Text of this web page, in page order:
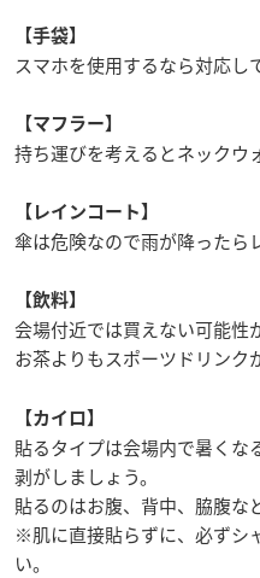
【手袋】
スマホを使用するなら対応し
【マフラー】
持ち運びを考えるとネック
【レインコート】
傘は危険なので雨が降ったら
【飲料】
会場付近では買えない可能性
お茶よりもスポーツドリン
【カイロ】
貼るタイプは会場内で暑くな
剥がしましょう。
貼るのはお腹、背中、脇腹な
※肌に直接貼らずに、必ずシ
い。